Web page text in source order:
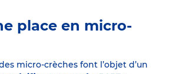
place en micro-
micro-crèches font l’objet d’un